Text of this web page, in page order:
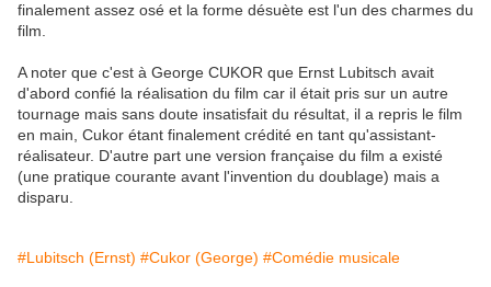
finalement assez osé et la forme désuète est l'un des charmes du
film.
A noter que c'est à George CUKOR que Ernst Lubitsch avait
d'abord confié la réalisation du film car il était pris sur un autre
tournage mais sans doute insatisfait du résultat, il a repris le film
en main, Cukor étant finalement crédité en tant qu'assistant-
réalisateur. D'autre part une version française du film a existé
(une pratique courante avant l'invention du doublage) mais a
disparu.
#Lubitsch (Ernst) #Cukor (George) #Comédie musicale